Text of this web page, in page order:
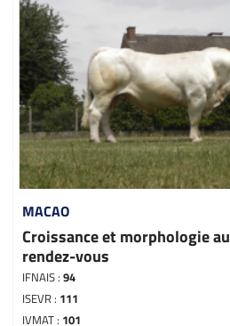
MACAO
Croissance et morphologie au
rendez-vous
IFNAIS : 94
ISEVR : 111
IVMAT : 101